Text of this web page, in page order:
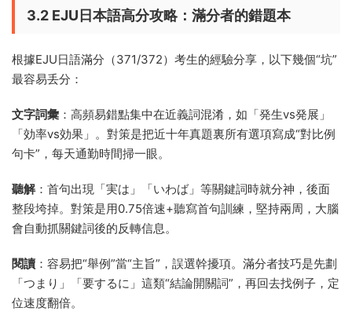
3.2 EJU日本語高分攻略：滿分者的錯題本
根據EJU日語滿分（371/372）考生的經驗分享，以下幾個“坑”
最容易丢分：
文字詞彙 ：高頻易錯點集中在近義詞混淆，如「発生vs発展」
「効率vs効果」。對策是把近十年真題裏所有選項寫成“對比例
句卡”，每天通勤時間掃一眼。
聽解：首句出現「実は」「いわば」等關鍵詞時就分神，後面
整段垮掉。對策是用0.75倍速+聽寫首句訓練，堅持兩周，大腦
會自動抓關鍵詞後的反轉信息。
閱讀 ：容易把“舉例”當“主旨”，誤選幹擾項。滿分者技巧是先劃
「つまり」「要するに」這類“結論開關詞”，再回去找例子，定
位速度翻倍。